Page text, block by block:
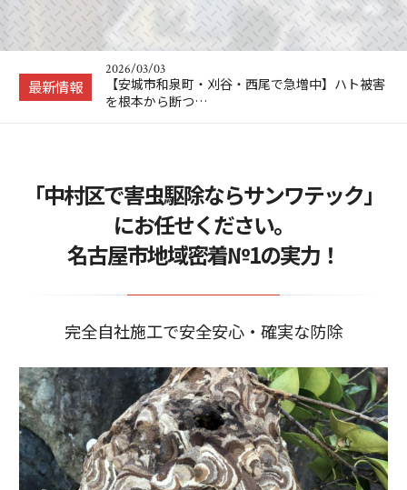
最新情報
2026/04/23
工場のハト被害、そのまま放置していませんか？
愛知県の製造現…
2026/03/03
【安城市和泉町・刈谷・西尾で急増中】ハト被害
を根本から断つ…
2025/11/21
【ネズミ駆除 を自分で】！？ プロに頼む前に
自分でもできる…
2025/07/16
ハト対策の決定版！ご自宅をハトから守って平和
に保つ秘訣とは！
2026/04/23
愛知県の製造現…
「中村区で害虫駆除ならサンワテック」
にお任せください。
名古屋市地域密着№1の実力！
完全自社施工で安全安心・確実な防除